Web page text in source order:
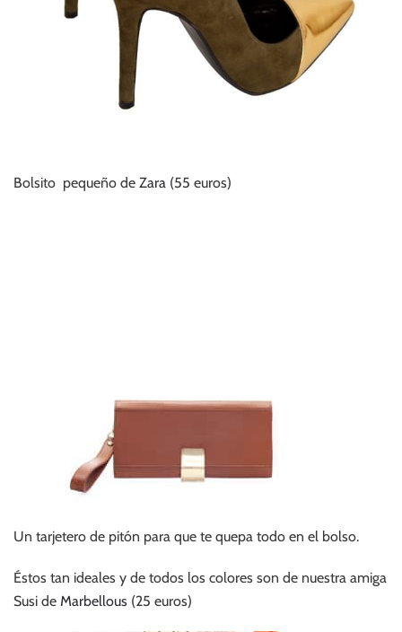
Bolsito pequeño de Zara (55 euros)
Un tarjetero de pitón para que te quepa todo en el bolso.
Éstos tan ideales y de todos los colores son de nuestra amiga
Susi de Marbellous (25 euros)